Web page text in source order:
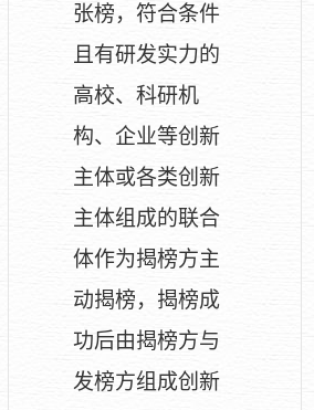
张榜，符合条件
且有研发实力的
高校、科研机
构、企业等创新
主体或各类创新
主体组成的联合
体作为揭榜方主
动揭榜，揭榜成
功后由揭榜方与
发榜方组成创新